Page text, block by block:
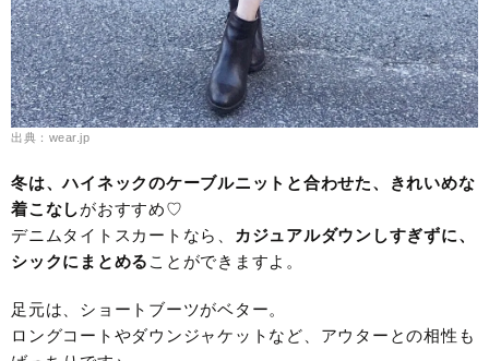
出典：wear.jp
冬は、ハイネックのケーブルニットと合わせた、きれいめな
着こなしがおすすめ♡
デニムタイトスカートなら、
カジュアルダウンしすぎずに、
シックにまとめる ことができますよ。
足元は、ショートブーツがベター。
ロングコートやダウンジャケットなど、アウターとの相性も